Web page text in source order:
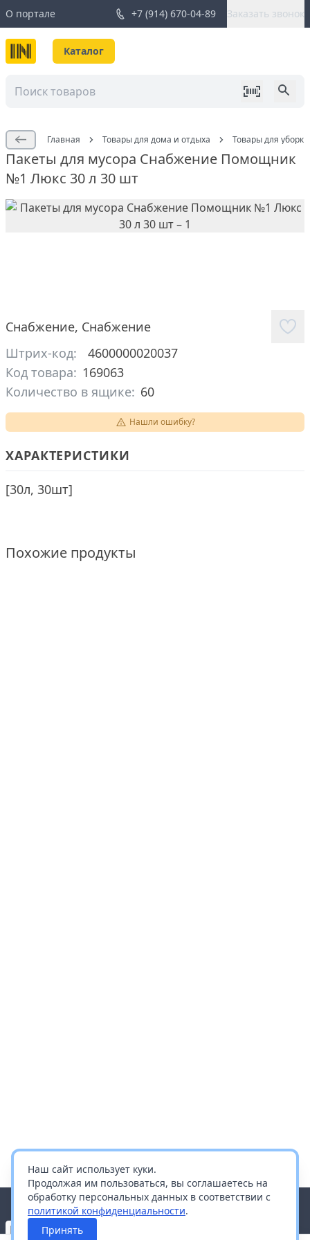
О портале +7 (914) 670-04-89 Заказать звонок
Каталог
Главная Товары для дома и отдыха Товары для уборки
Пакеты для мусора Снабжение Помощник
№1 Люкс 30 л 30 шт
Снабжение, Снабжение
Штрих-код:
4600000020037
Код товара: 169063
Количество в ящике: 60
Нашли ошибку?
ХАРАКТЕРИСТИКИ
[30л, 30шт]
Похожие продукты
Наш сайт использует куки.
Продолжая им пользоваться, вы соглашаетесь на
обработку персональных данных в соответствии с
политикой конфиденциальности.
Принять